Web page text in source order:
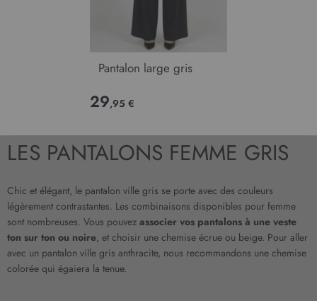
Pantalon large gris
29,95 €
LES PANTALONS FEMME GRIS
Chic et élégant, le pantalon ville gris se porte avec des couleurs
légèrement contrastantes. Les combinaisons disponibles pour femme
sont nombreuses. Vous pouvez associer vos pantalons à une veste
ton sur ton ou noire, et choisir une chemise écrue ou beige. Pour aller
avec un pantalon ville gris anthracite, nous recommandons une chemise
colorée qui égaiera la tenue.